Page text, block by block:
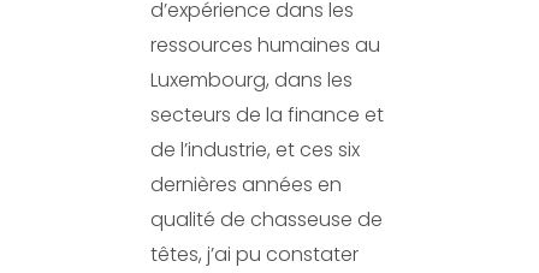
d’expérience dans les
ressources humaines au
Luxembourg, dans les
secteurs de la finance et
de l’industrie, et ces six
dernières années en
qualité de chasseuse de
têtes, j’ai pu constater